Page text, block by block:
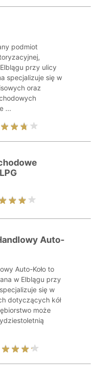
podmiot
przy ulicy
specjalizuje się w
oraz
...
Auto-
Auto-Koło to
w Elblągu przy
się w
dotyczących kół
może